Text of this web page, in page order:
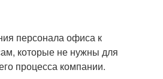
персонала офиса к
которые не нужны для
процесса компании.